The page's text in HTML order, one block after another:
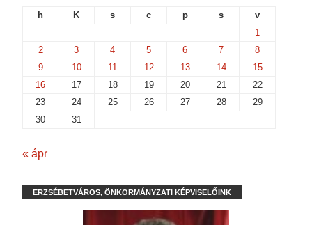
h
K s c p s
v
1
2
3 4 5 6 7
8
9
10 11 12 13 14
15
16
17 18 19 20 21
22
23
24 25 26 27 28
29
30
31
« ápr
ERZSÉBETVÁROS, ÖNKORMÁNYZATI KÉPVISELŐINK